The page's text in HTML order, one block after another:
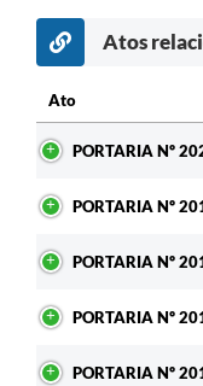
Atos
Ato
PORTARIA Nº
PORTARIA Nº
PORTARIA Nº
PORTARIA Nº
PORTARIA Nº